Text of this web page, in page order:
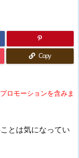
Copy
ロモーションを含みま
ことは気になってい